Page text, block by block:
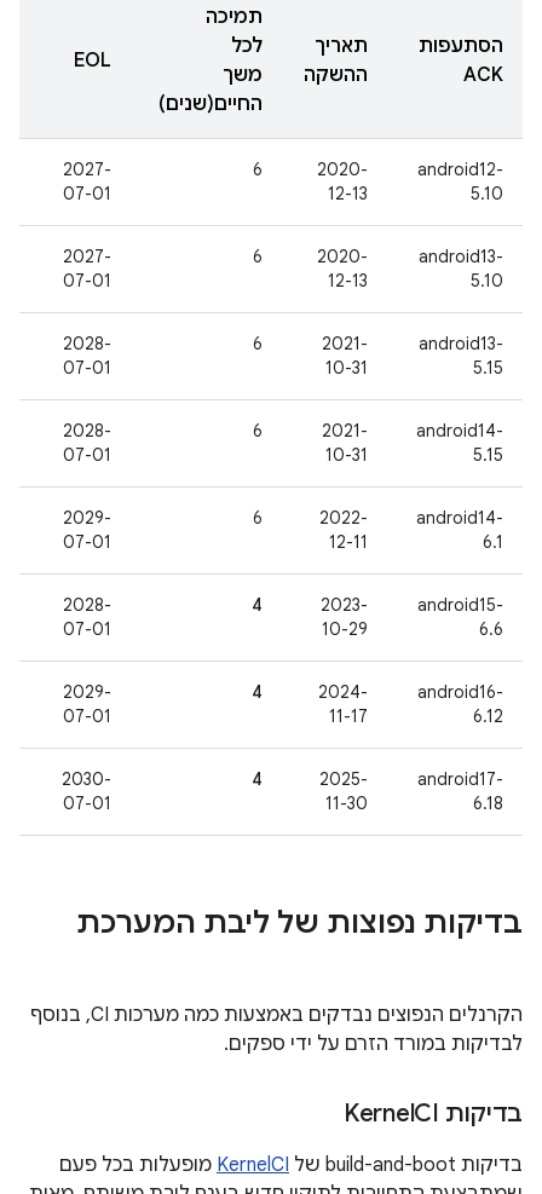
הסתעפות
ACK
תאריך
ההשקה
תמיכה
לכל
משך
החיים(שנים)
EOL
android12-
5.10
2020-
12-13
6
2027-
07-01
android13-
5.10
2020-
12-13
6
2027-
07-01
android13-
5.15
2021-
10-31
6
2028-
07-01
android14-
5.15
2021-
10-31
6
2028-
07-01
android14-
6.1
2022-
12-11
6
2029-
07-01
android15-
6.6
2023-
10-29
4
2028-
07-01
android16-
6.12
2024-
11-17
4
2029-
07-01
android17-
6.18
2025-
11-30
4
2030-
07-01
בדיקות נפוצות של ליבת המערכת
הקרנלים הנפוצים נבדקים באמצעות כמה מערכות CI, בנוסף
לבדיקות במורד הזרם על ידי ספקים.
בדיקות Kernel CI
בדיקות build-and-boot של KernelCI מופעלות בכל פעם